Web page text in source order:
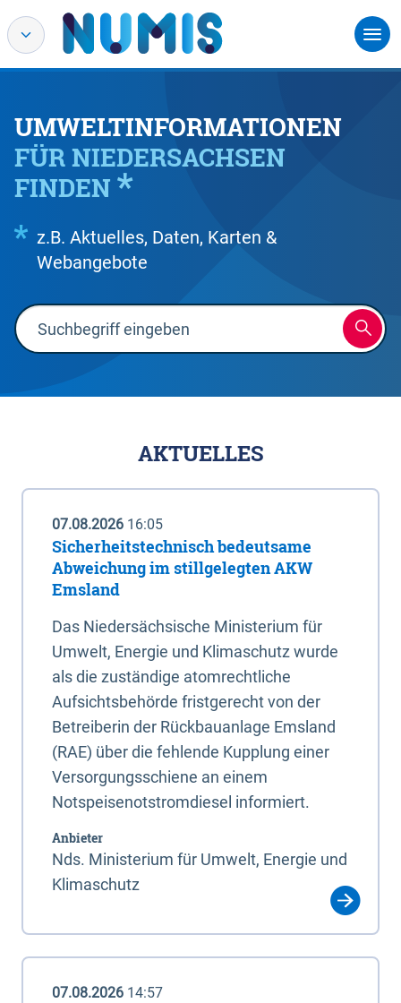
UMWELTINFORMATIONEN
FÜR NIEDERSACHSEN
FINDEN
z.B. Aktuelles, Daten, Karten &
Webangebote
AKTUELLES
07.08.2026 16:05
Sicherheitstechnisch bedeutsame
Abweichung im stillgelegten AKW
Emsland
Das Niedersächsische Ministerium für
Umwelt, Energie und Klimaschutz wurde
als die zuständige atomrechtliche
Aufsichtsbehörde fristgerecht von der
Betreiberin der Rückbauanlage Emsland
(RAE) über die fehlende Kupplung einer
Versorgungsschiene an einem
Notspeisenotstromdiesel informiert.
Anbieter
Nds. Ministerium für Umwelt, Energie und
Klimaschutz
07.08.2026 14:57